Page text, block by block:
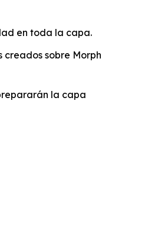
en toda la capa.
sobre Morph
la capa